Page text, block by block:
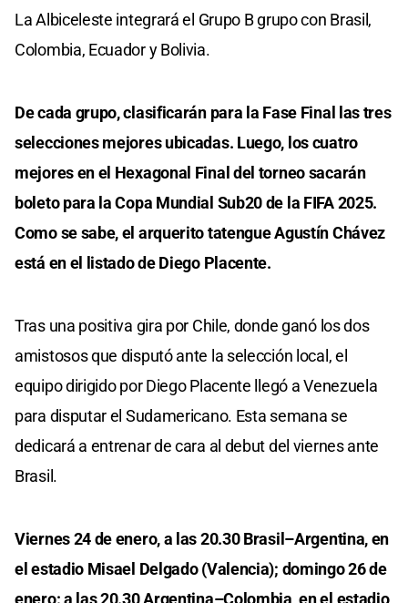
La Albiceleste integrará el Grupo B grupo con Brasil,
Colombia, Ecuador y Bolivia.
De cada grupo, clasificarán para la Fase Final las tres
selecciones mejores ubicadas. Luego, los cuatro
mejores en el Hexagonal Final del torneo sacarán
boleto para la Copa Mundial Sub20 de la FIFA 2025.
Como se sabe, el arquerito tatengue Agustín Chávez
está en el listado de Diego Placente.
Tras una positiva gira por Chile, donde ganó los dos
amistosos que disputó ante la selección local, el
equipo dirigido por Diego Placente llegó a Venezuela
para disputar el Sudamericano. Esta semana se
dedicará a entrenar de cara al debut del viernes ante
Brasil.
Viernes 24 de enero, a las 20.30 Brasil–Argentina, en
el estadio Misael Delgado (Valencia); domingo 26 de
enero: a las 20.30 Argentina–Colombia, en el estadio